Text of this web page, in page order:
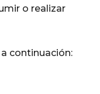
o realizar
continuación: